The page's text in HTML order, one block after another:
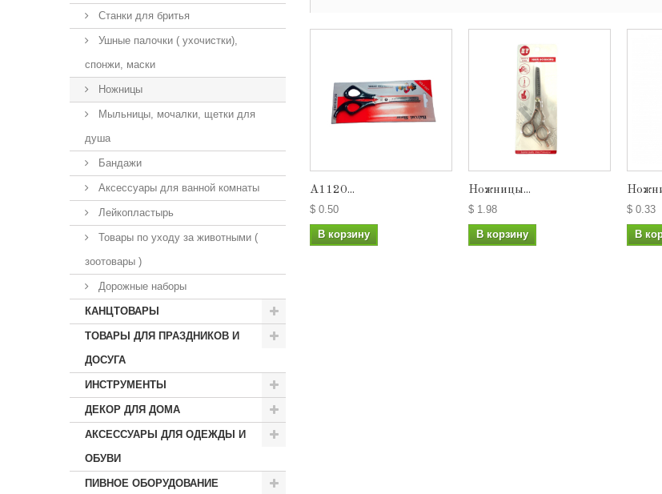
Станки для бритья
Ушные палочки ( ухочистки),
спонжи, маски
Ножницы
Мыльницы, мочалки, щетки для
душа
Бандажи
Аксессуары для ванной комнаты
Лейкопластырь
Товары по уходу за животными (
зоотовары )
Дорожные наборы
КАНЦТОВАРЫ
ТОВАРЫ ДЛЯ ПРАЗДНИКОВ И
ДОСУГА
ИНСТРУМЕНТЫ
ДЕКОР ДЛЯ ДОМА
АКСЕССУАРЫ ДЛЯ ОДЕЖДЫ И
ОБУВИ
ПИВНОЕ ОБОРУДОВАНИЕ
А1120...
$ 0.50
В корзину
Ножницы...
$ 1.98
В корзину
$ 0.33
В